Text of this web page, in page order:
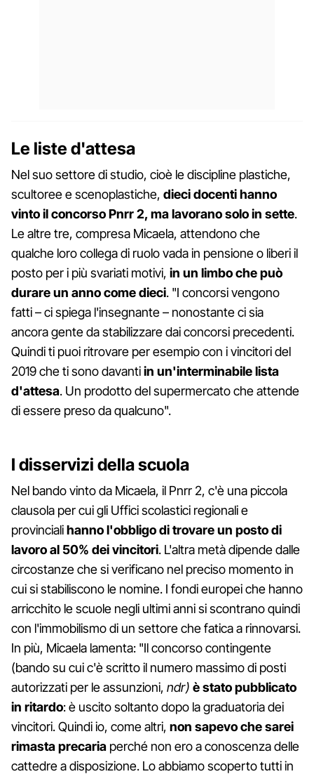
Le liste d'attesa
Nel suo settore di studio, cioè le discipline plastiche,
scultoree e scenoplastiche, dieci docenti hanno
vinto il concorso Pnrr 2, ma lavorano solo in sette.
Le altre tre, compresa Micaela, attendono che
qualche loro collega di ruolo vada in pensione o liberi il
posto per i più svariati motivi, in un limbo che può
durare un anno come dieci. "I concorsi vengono
fatti – ci spiega l'insegnante – nonostante ci sia
ancora gente da stabilizzare dai concorsi precedenti.
Quindi ti puoi ritrovare per esempio con i vincitori del
2019 che ti sono davantiin un'interminabile lista
d'attesa. Un prodotto del supermercato che attende
di essere preso da qualcuno".
I disservizi della scuola
Nel bando vinto da Micaela, il Pnrr 2, c'è una piccola
clausola per cui gli Uffici scolastici regionali e
provincialihanno l'obbligo di trovare un posto di
lavoro al 50% dei vincitori. L'altra metà dipende dalle
circostanze che si verificano nel preciso momento in
cui si stabiliscono le nomine. I fondi europei che hanno
arricchito le scuole negli ultimi anni si scontrano quindi
con l'immobilismo di un settore che fatica a rinnovarsi.
In più, Micaela lamenta: "Il concorso contingente
(bando su cui c'è scritto il numero massimo di posti
autorizzati per le assunzioni, ndr) è stato pubblicato
in ritardo: è uscito soltanto dopo la graduatoria dei
vincitori. Quindi io, come altri, non sapevo che sarei
rimasta precaria perché non ero a conoscenza delle
cattedre a disposizione. Lo abbiamo scoperto tutti in